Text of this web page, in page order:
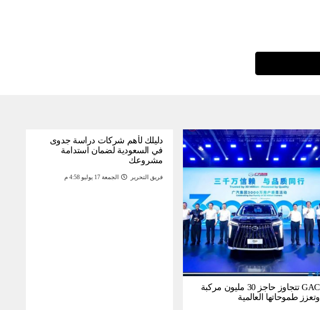
GAC تتجاوز حاجز 30 مليون مركبة
وتعزز طموحاتها العالمية
دليلك لأهم شركات دراسة جدوى
في السعودية لضمان استدامة
مشروعك
فريق التحرير الجمعة 17 يوليو 4:58 م